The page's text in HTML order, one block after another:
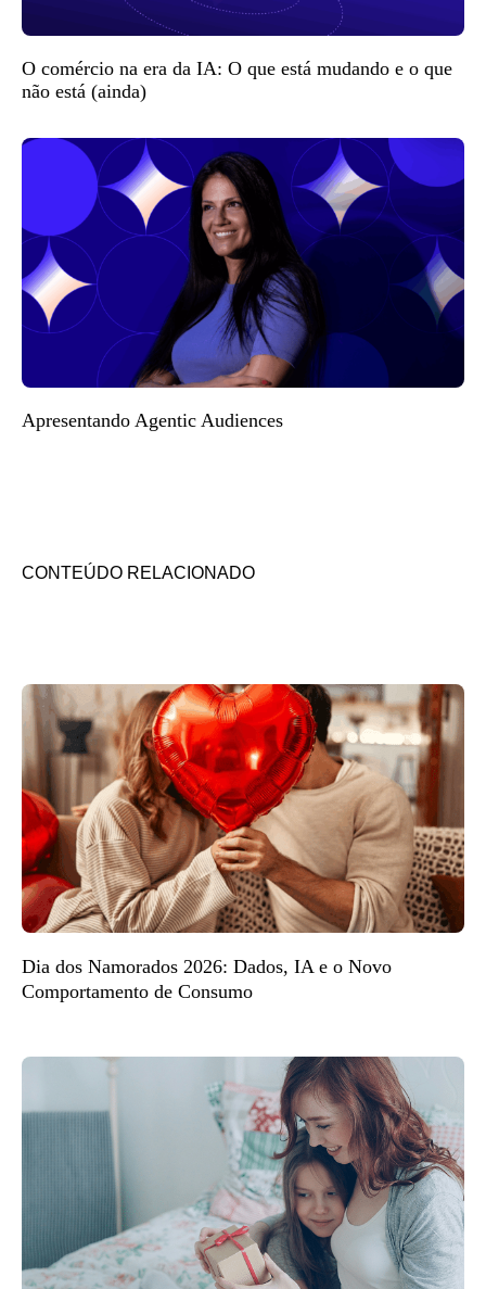
O comércio na era da IA: O que está mudando e o que
não está (ainda)
Apresentando Agentic Audiences
CONTEÚDO RELACIONADO
Dia dos Namorados 2026: Dados, IA e o Novo
Comportamento de Consumo